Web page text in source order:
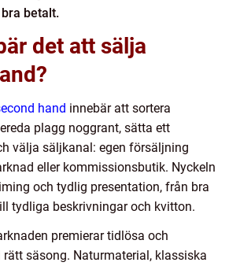
betalt.
det att sälja
hand innebär att sortera
plagg noggrant, sätta ett
välja säljkanal: egen försäljning
eller kommissionsbutik. Nyckeln
och tydlig presentation, från bra
tydliga beskrivningar och kvitton.
premierar tidlösa och
säsong. Naturmaterial, klassiska